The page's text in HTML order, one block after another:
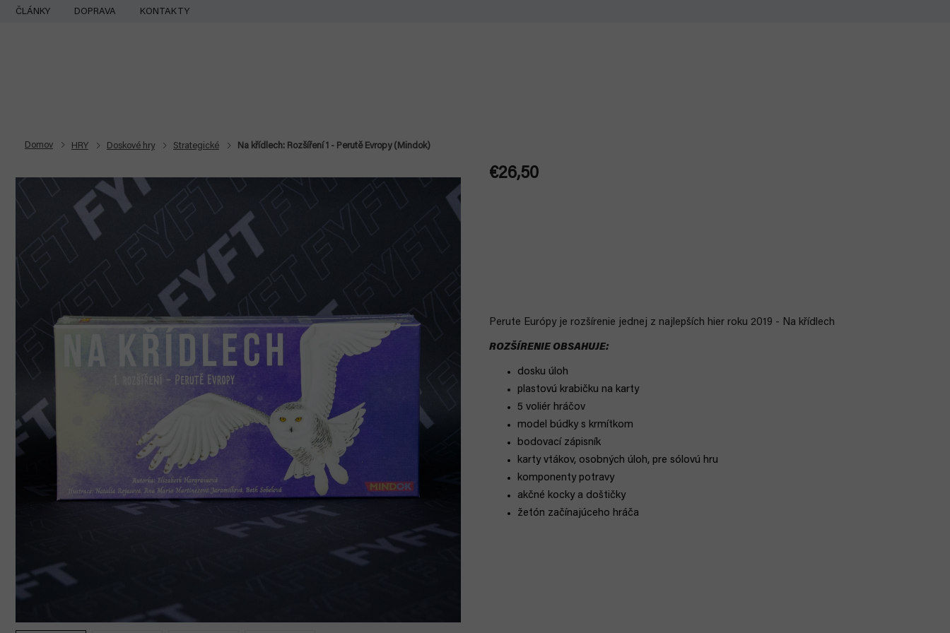
Prejsť
ČLÁNKY DOPRAVA KONTAKTY
Domov HRY Doskové hry Strategické Na křídlech: Rozšíření 1 - Perutě Evropy (Mindok)
€26,50
Perute Európy je rozšírenie jednej z najlepších hier roku 2019 - Na křídlech
ROZŠÍRENIE OBSAHUJE:
dosku úloh
plastovú krabičku na karty
5 voliér hráčov
model búdky s krmítkom
bodovací zápisník
karty vtákov, osobných úloh, pre sólovú hru
komponenty potravy
akčné kocky a doštičky
žetón začínajúceho hráča